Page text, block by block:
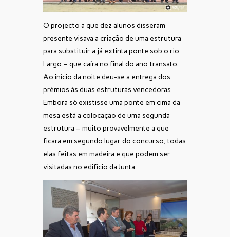
O projecto a que dez alunos disseram
presente visava a criação de uma estrutura
para substituir a já extinta ponte sob o rio
Largo – que caíra no final do ano transato.
Ao início da noite deu-se a entrega dos
prémios às duas estruturas vencedoras.
Embora só existisse uma ponte em cima da
mesa está a colocação de uma segunda
estrutura – muito provavelmente a que
ficara em segundo lugar do concurso, todas
elas feitas em madeira e que podem ser
visitadas no edifício da Junta.